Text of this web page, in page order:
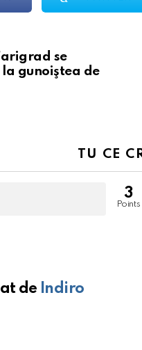
se
gunoiştea de
TU CE
3
Points
de Indiro